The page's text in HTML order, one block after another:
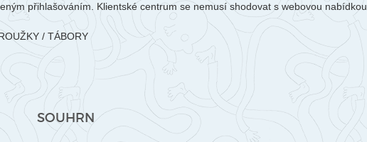
přihlašováním. Klientské centrum se nemusí shodovat s webovou nabídkou.
/ TÁBORY
SOUHRN